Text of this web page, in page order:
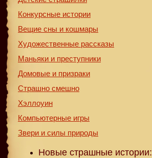
Конкурсные истории
Вещие сны и кошмары
Художественные рассказы
Маньяки и преступники
Домовые и призраки
Страшно смешно
Хэллоуин
Компьютерные игры
Звери и силы природы
Новые страшные истории: